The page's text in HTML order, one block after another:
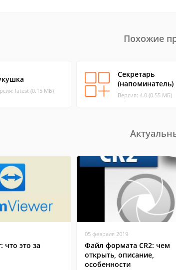
Похожие
latest (0.15 МБ)
Секретарь
(напоминатель)
Версия: 4.0 (0.55 МБ)
что это за
05 февраля 2019
Файл формата CR2: чем
открыть, описание,
особенности